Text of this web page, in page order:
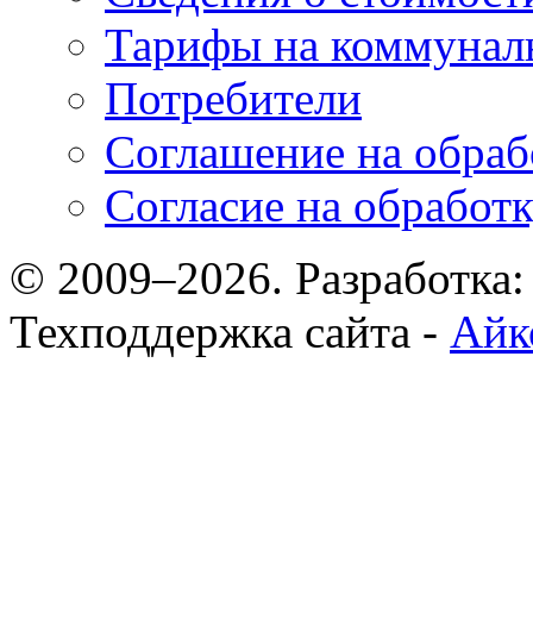
Тарифы на
Потребители
Соглашение на
Согласие на
© 2009–2026.
Техподдержка сайта -